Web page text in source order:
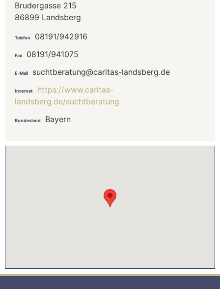
Brudergasse 215
86899 Landsberg
Telefon 08191/942916
Fax 08191/941075
E-Mail suchtberatung@caritas-landsberg.de
Internet
https://www.caritas-
landsberg.de/suchtberatung
Bundesland Bayern